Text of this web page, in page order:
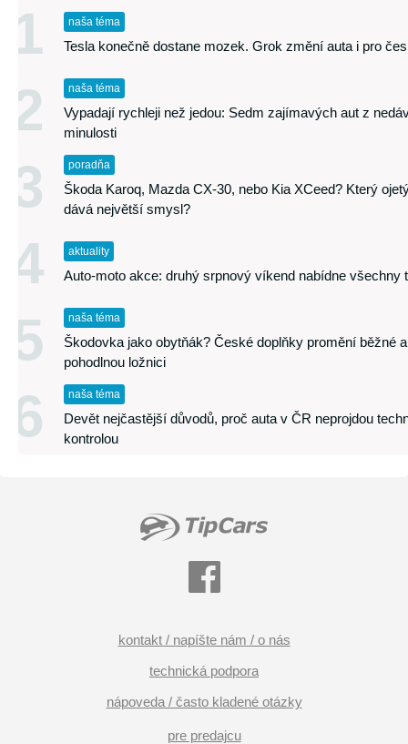
1 naša téma
Tesla konečně dostane mozek. Grok změní auta i pro
2 naša téma
Vypadají rychleji než jedou: Sedm zajímavých aut z
minulosti
3 poradňa
Škoda Karoq, Mazda CX-30, nebo Kia XCeed? Který
dává největší smysl?
4 aktuality
Auto-moto akce: druhý srpnový víkend nabídne všechny
5 naša téma
Škodovka jako obytňák? České doplňky promění běžné
pohodlnou ložnici
6 naša téma
Devět nejčastější důvodů, proč auta v ČR neprojdou
kontrolou
kontakt / napíšte nám / o nás
technická podpora
nápoveda / často kladené otázky
pre predajcu